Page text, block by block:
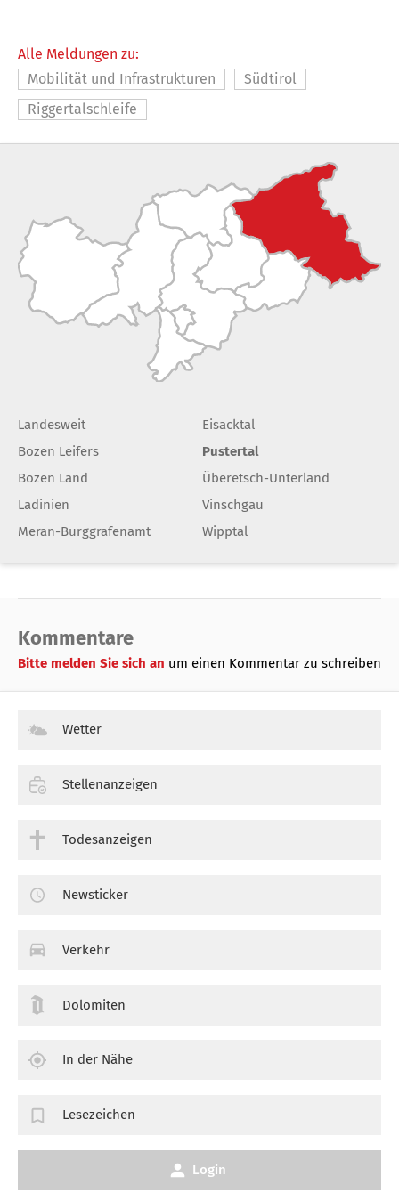
Alle Meldungen zu:
Mobilität und Infrastrukturen
Südtirol
Riggertalschleife
Landesweit
Bozen Leifers
Bozen Land
Ladinien
Meran-Burggrafenamt
Eisacktal
Pustertal
Überetsch-Unterland
Vinschgau
Wipptal
Kommentare
Bitte melden Sie sich an um einen Kommentar zu schreiben
Wetter
Stellenanzeigen
Todesanzeigen
Newsticker
Verkehr
Dolomiten
In der Nähe
Lesezeichen
Login